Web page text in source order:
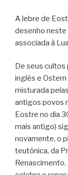
A lebre de
desenho neste
associada à
De seus cultos
inglês e Ostern
misturada
antigos povos
Eostre no dia
mais antigo)
novamente, o
teutônica, da
Renascimento.